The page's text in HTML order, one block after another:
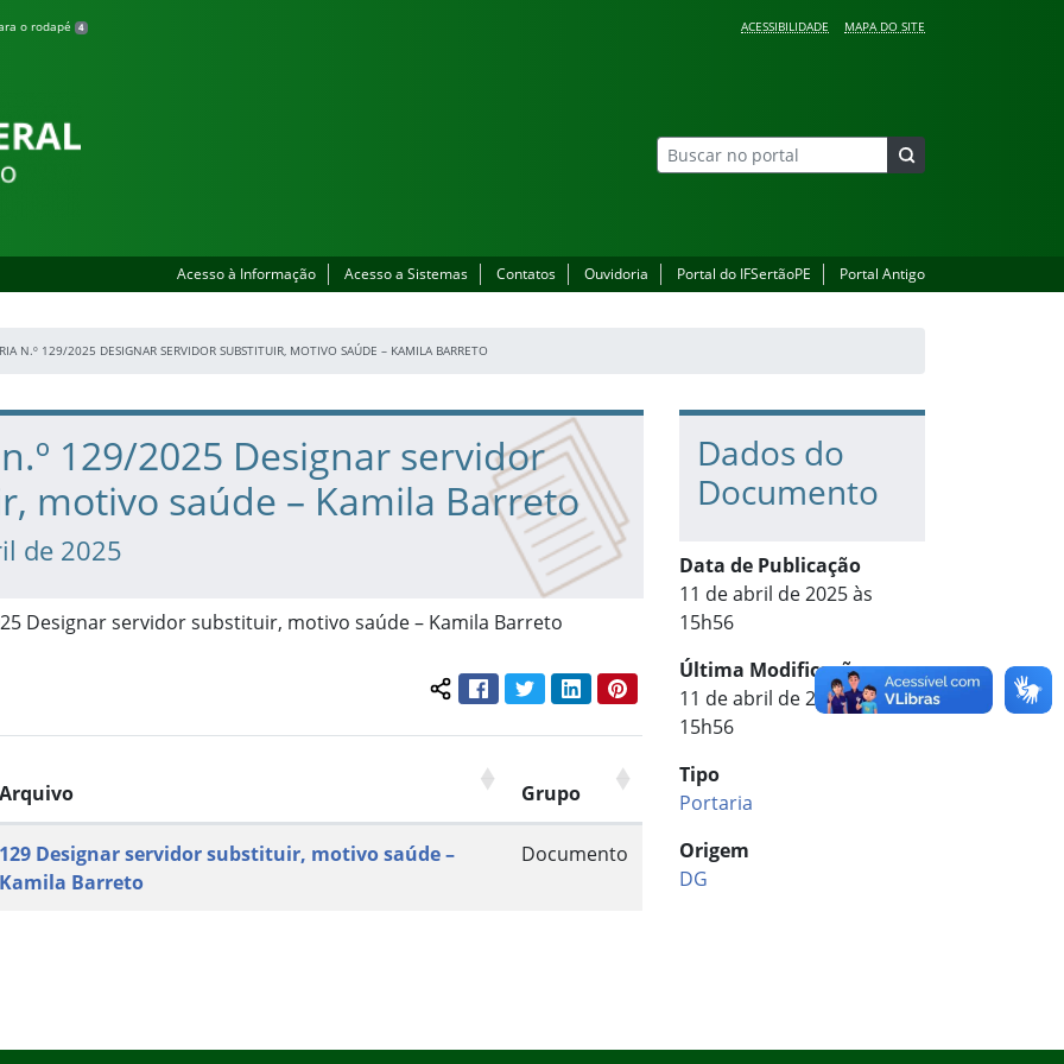
o rodapé 4 ACESSIBILIDADE MAPA DO SITE
Acesso à Informação Acesso a Sistemas Contatos Ouvidoria Portal do IFSertãoPE Portal Antigo
N.º 129/2025 DESIGNAR SERVIDOR SUBSTITUIR, MOTIVO SAÚDE – KAMILA BARRETO
129/2025 Designar servidor
motivo saúde – Kamila Barreto
de 2025
Designar servidor substituir, motivo saúde – Kamila Barreto
Compartilhar conteúdo:
FacebookTwitterLinkedInPinterest
Arquivo Grupo
129 Designar servidor substituir, motivo saúde –
Kamila Barreto
Documento
Dados do
Documento
Data de Publicação
11 de abril de 2025 às
15h56
Última Modificação
11 de abril de 2025 às
15h56
Tipo
Portaria
Origem
DG